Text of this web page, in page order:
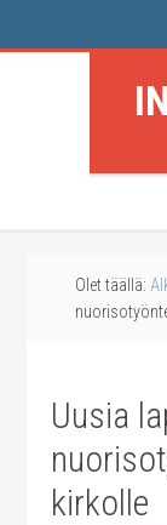
Olet täällä:
Uusia
kirkolle